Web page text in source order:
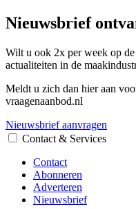
Nieuwsbrief
Wilt u ook 2x per week op
actualiteiten in de
Meldt u zich dan hier aan
vraagenaanbod.nl
Nieuwsbrief aanvragen
Contact & Services
Contact
Abonneren
Adverteren
Nieuwsbrief